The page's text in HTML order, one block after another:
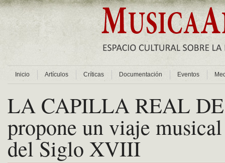
Inicio Artículos Críticas Documentación Eventos
LA CAPILLA REAL
propone un viaje
del Siglo XVIII